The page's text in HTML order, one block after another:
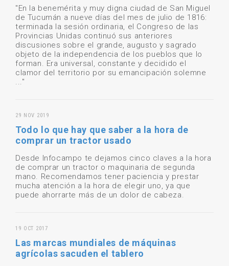
"En la benemérita y muy digna ciudad de San Miguel
de Tucumán a nueve días del mes de julio de 1816:
terminada la sesión ordinaria, el Congreso de las
Provincias Unidas continuó sus anteriores
discusiones sobre el grande, augusto y sagrado
objeto de la independencia de los pueblos que lo
forman. Era universal, constante y decidido el
clamor del territorio por su emancipación solemne
..."
29 NOV 2019
Todo lo que hay que saber a la hora de
comprar un tractor usado
Desde Infocampo te dejamos cinco claves a la hora
de comprar un tractor o maquinaria de segunda
mano. Recomendamos tener paciencia y prestar
mucha atención a la hora de elegir uno, ya que
puede ahorrarte más de un dolor de cabeza.
19 OCT 2017
Las marcas mundiales de máquinas
agrícolas sacuden el tablero